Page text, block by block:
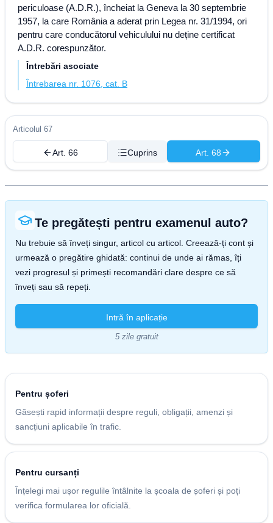
periculoase (A.D.R.), încheiat la Geneva la 30 septembrie
1957, la care România a aderat prin Legea nr. 31/1994, ori
pentru care conducătorul vehiculului nu deține certificat
A.D.R. corespunzător.
Întrebări asociate
Întrebarea nr. 1076, cat. B
Articolul 67
Art. 66 Cuprins Art. 68
Te pregătești pentru examenul auto?
Nu trebuie să înveți singur, articol cu articol. Creează-ți cont și
urmează o pregătire ghidată: continui de unde ai rămas, îți
vezi progresul și primești recomandări clare despre ce să
înveți sau să repeți.
Intră în aplicație
5 zile gratuit
Pentru șoferi
Găsești rapid informații despre reguli, obligații, amenzi și
sancțiuni aplicabile în trafic.
Pentru cursanți
Înțelegi mai ușor regulile întâlnite la școala de șoferi și poți
verifica formularea lor oficială.